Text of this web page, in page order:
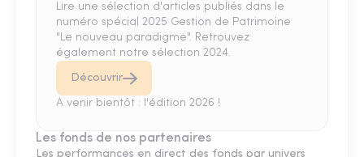
Lire une sélection d'articles publiés dans le
numéro spécial 2025 Gestion de Patrimoine
"Le nouveau paradigme". Retrouvez
également notre sélection 2024.
Découvrir
A venir bientôt : l'édition 2026 !
Les fonds de nos partenaires
Les performances en direct des fonds par univers